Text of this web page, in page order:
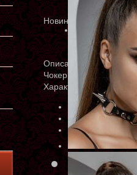
Новинка
Описание
Чокер с шипами и
Характеристики
Артикул:AC-004
Производитель:
Материал:
Склад